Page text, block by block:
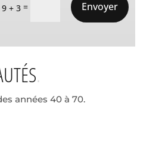
9 + 3 = Envoyer
années 40 à 70.